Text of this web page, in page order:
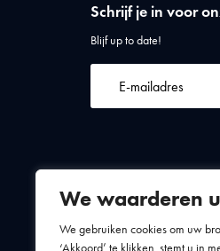
We waarderen
We gebruiken cookies om uw
‘Akkoord’ te klikken, stemt u in
Schrijf je in voor
Blijf up to date!
Algemene voorwaarden